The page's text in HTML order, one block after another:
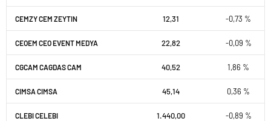
CEMZY CEM ZEYTIN 12,31 -0,73 %
CEOEM CEO EVENT MEDYA 22,82 -0,09 %
CGCAM CAGDAS CAM 40,52 1,86 %
CIMSA CIMSA 45,14 0,36 %
CLEBI CELEBI 1.440,00 -0,89 %